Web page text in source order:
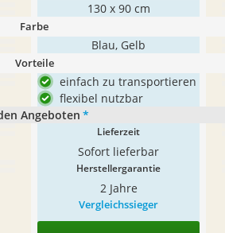
130 x 90 cm
Farbe
Blau, Gelb
Vorteile
einfach zu transportieren
flexibel nutzbar
Angeboten *
Lieferzeit
Sofort lieferbar
Herstellergarantie
2 Jahre
Vergleichssieger